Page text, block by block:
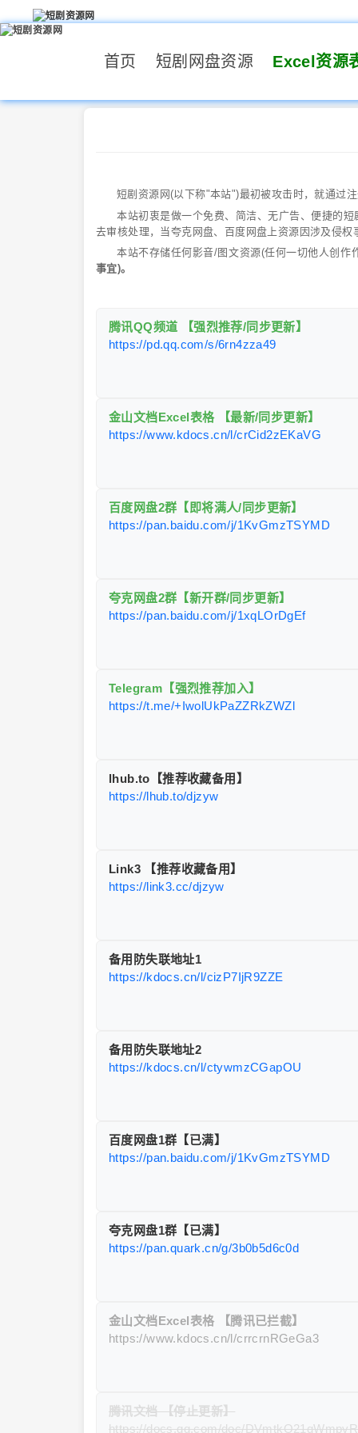
首页 短剧网盘资源 Excel资源
短剧资源网(以下称"本站")最初被攻击时，就通过
本站初衷是做一个免费、简洁、无广告、便捷的
去审核处理，当夸克网盘、百度网盘上资源因涉及侵
本站不存储任何影音/图文资源(任何一切他人创作
事宜)。
腾讯QQ频道 【强烈推荐/同步更新】
https://pd.qq.com/s/6rn4zza49
金山文档Excel表格 【最新/同步更新】
https://www.kdocs.cn/l/crCid2zEKaVG
百度网盘2群【即将满人/同步更新】
https://pan.baidu.com/j/1KvGmzTSYMD
夸克网盘2群【新开群/同步更新】
https://pan.baidu.com/j/1xqLOrDgEf
Telegram【强烈推荐加入】
https://t.me/+IwolUkPaZZRkZWZl
lhub.to【推荐收藏备用】
https://lhub.to/djzyw
Link3 【推荐收藏备用】
https://link3.cc/djzyw
备用防失联地址1
https://kdocs.cn/l/cizP7IjR9ZZE
备用防失联地址2
https://kdocs.cn/l/ctywmzCGapOU
百度网盘1群【已满】
https://pan.baidu.com/j/1KvGmzTSYMD
夸克网盘1群【已满】
https://pan.quark.cn/g/3b0b5d6c0d
金山文档Excel表格 【腾讯已拦截】
https://www.kdocs.cn/l/crrcrnRGeGa3
腾讯文档 【停止更新】
https://docs.qq.com/doc/